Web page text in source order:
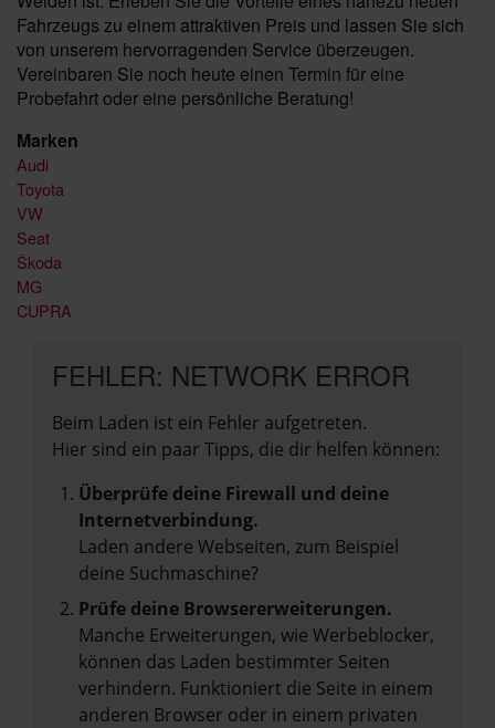
Fahrzeugs zu einem attraktiven Preis und lassen Sie sich
von unserem hervorragenden Service überzeugen.
Vereinbaren Sie noch heute einen Termin für eine
Probefahrt oder eine persönliche Beratung!
Marken
Audi
Toyota
VW
Seat
Škoda
MG
CUPRA
FEHLER: NETWORK ERROR
Beim Laden ist ein Fehler aufgetreten.
Hier sind ein paar Tipps, die dir helfen können:
Überprüfe deine Firewall und deine
Internetverbindung.
Laden andere Webseiten, zum Beispiel
deine Suchmaschine?
Prüfe deine Browsererweiterungen.
Manche Erweiterungen, wie Werbeblocker,
können das Laden bestimmter Seiten
verhindern. Funktioniert die Seite in einem
anderen Browser oder in einem privaten